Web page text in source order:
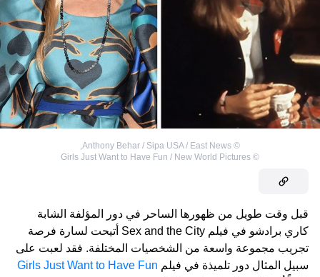
©
Anthony Behar / Sipa USA / East News
,
©
Girls Just Want to Have Fun / New World Pictures
قبل وقت طويل من ظهورها الساحر في دور المؤلفة الشابة
كاري برادشو في فيلم Sex and the City أتيحت لسارة فرصة
تجريب مجموعة واسعة من الشخصيات المختلفة. فقد لعبت على
سبيل المثال دور تلميذة في فيلم Girls Just Want to Have Fun